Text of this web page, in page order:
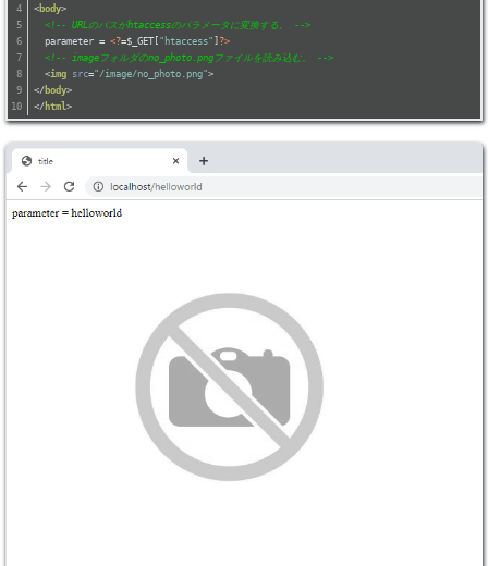
< body>
<!-- URLのパスがhtaccessのパラメータに変換する。 -->
  parameter =
<?=$_GET[ "htaccess"
?>
<!-- imageフォルダのno_photo.pngファイルを読み込む。 -->
<img src="/image/no_photo.png">
</ body>
</ html >